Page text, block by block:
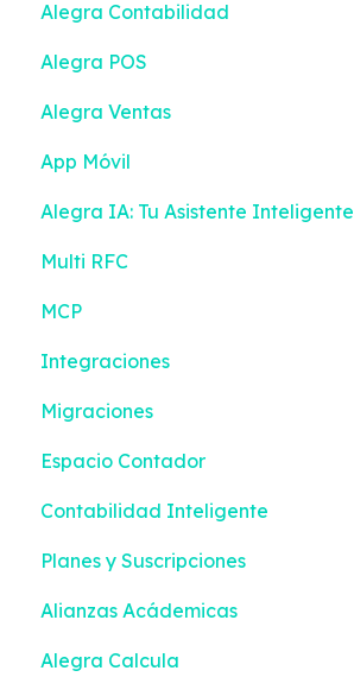
Alegra Contabilidad
Ingresos
Gastos
Contactos
Inventario
Bancos
Contabilidad
Reportes Inteligentes
Configuración
Facturación Electrónica
Mis Tareas
Alegra POS
Vender
Ingresos
Turnos
Gestión de efectivo
Devoluciones
Contactos
Inventario
Compras
Configuración
Facturación Electrónica
Alegra Ventas
App Móvil
Alegra IA: Tu Asistente Inteligente
Multi RFC
MCP
Integraciones
Migraciones
Espacio Contador
Contabilidad Inteligente
Planes y Suscripciones
Alianzas Acádemicas
Alegra Calcula